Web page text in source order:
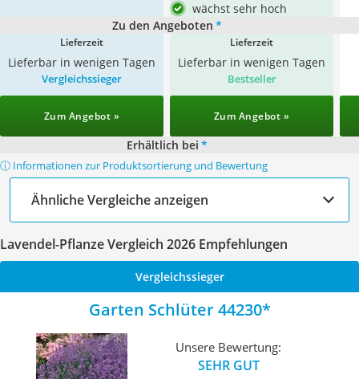
wächst sehr hoch
Zu den Angeboten *
Lieferzeit
Lieferbar in wenigen Tagen
Lieferzeit
Lieferbar in wenigen Tagen
Vergleichssieger
Zum Angebot »
Bestseller
Zum Angebot »
Erhältlich bei *
ⓘ Informationen zur Produktsortierung und Bewertung
Ähnliche Vergleiche anzeigen
Lavendel-Pflanze Vergleich 2026 Empfehlungen
Vergleichssieger
Garten Schlüter 44230
Unsere Bewertung:
SEHR GUT